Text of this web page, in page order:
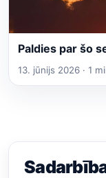
Paldies par šo
13. jūnijs 2026 · 1